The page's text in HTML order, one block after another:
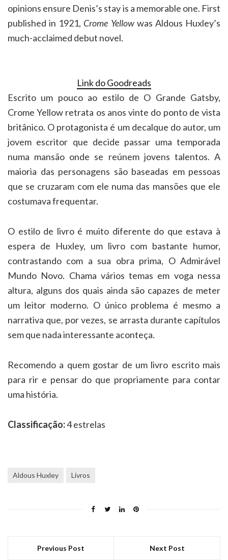
opinions ensure Denis’s stay is a memorable one. First
published in 1921, Crome Yellowwas Aldous Huxley’s
much-acclaimed debut novel.
Link do Goodreads
Escrito um pouco ao estilo de O Grande Gatsby,
Crome Yellow retrata os anos vinte do ponto de vista
britânico. O protagonista é um decalque do autor, um
jovem escritor que decide passar uma temporada
numa mansão onde se reúnem jovens talentos. A
maioria das personagens são baseadas em pessoas
que se cruzaram com ele numa das mansões que ele
costumava frequentar.
O estilo de livro é muito diferente do que estava à
espera de Huxley, um livro com bastante humor,
contrastando com a sua obra prima, O Admirável
Mundo Novo. Chama vários temas em voga nessa
altura, alguns dos quais ainda são capazes de meter
um leitor moderno. O único problema é mesmo a
narrativa que, por vezes, se arrasta durante capítulos
sem que nada interessante aconteça.
Recomendo a quem gostar de um livro escrito mais
para rir e pensar do que propriamente para contar
uma história.
Classificação:4 estrelas
Aldous Huxley Livros
Previous Post Next Post